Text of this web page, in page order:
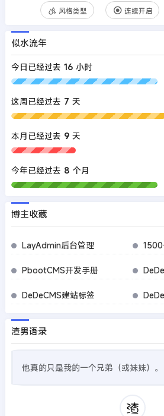
风格类型 连续开启
似水流年
今日已经过去 16 小时
这周已经过去 7 天
本月已经过去 9 天
今年已经过去 8 个月
博主收藏
LayAdmin后台管理
PbootCMS开发手册
DeDeCMS建站标签
渣男语录
他真的只是我的一个兄弟（或妹妹）。